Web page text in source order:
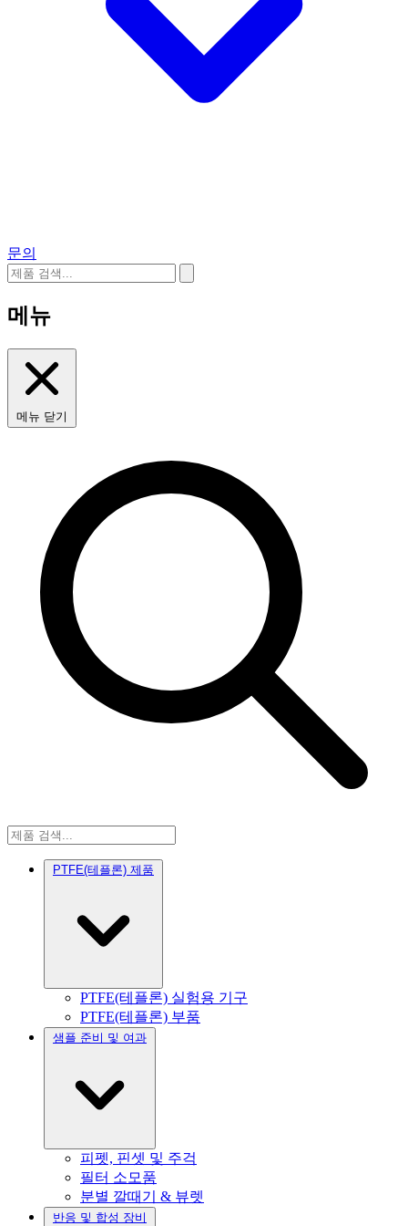
문의
메뉴
메뉴 닫기
PTFE(테플론) 제품
PTFE(테플론) 실험용 기구
PTFE(테플론) 부품
샘플 준비 및 여과
피펫, 핀셋 및 주걱
필터 소모품
분별 깔때기 & 뷰렛
반응 및 합성 장비